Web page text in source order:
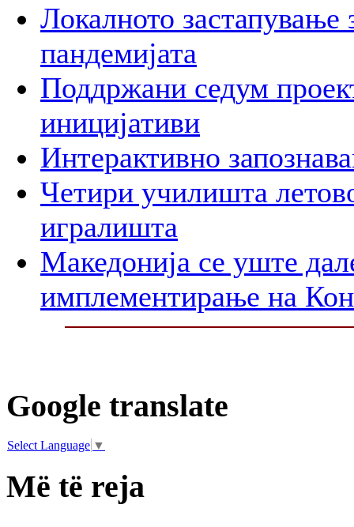
Локалното застапување
пандемијата
Поддржани седум
иницијативи
Интерактивно
Четири училишта
игралишта
Македонија се уште
имплементирање на
Google translate
Select Language ▼
Më të reja